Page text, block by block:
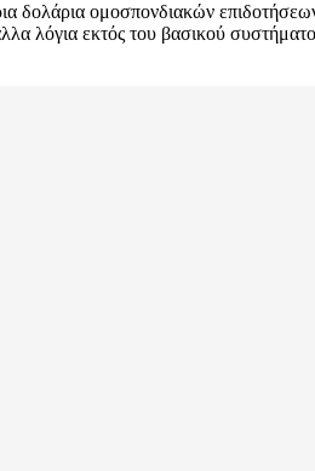
δολάρια ομοσπονδιακών
λόγια εκτός του βασικού